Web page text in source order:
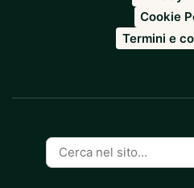
Cookie
Termini e
Cerca
nel
sito